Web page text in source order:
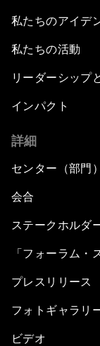
私たちのアイデ
私たちの活動
リーダーシップ
インパクト
詳細
センター（部門）
会合
ステークホルダ
「フォーラム・
プレスリリース
フォトギャラリ
ビデオ